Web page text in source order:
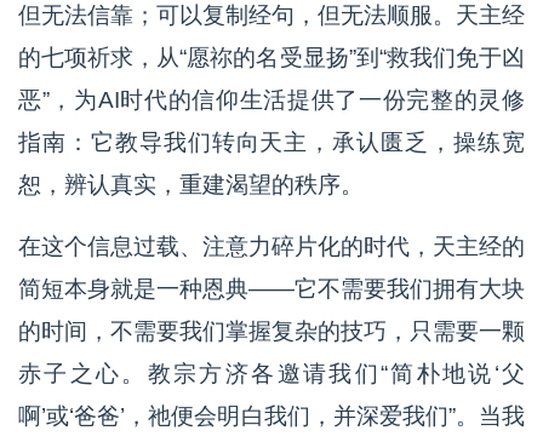
但无法信靠；可以复制经句，但无法顺服。天主经
的七项祈求，从“愿祢的名受显扬”到“救我们免于凶
恶”，为AI时代的信仰生活提供了一份完整的灵修
指南：它教导我们转向天主，承认匮乏，操练宽
恕，辨认真实，重建渴望的秩序。
在这个信息过载、注意力碎片化的时代，天主经的
简短本身就是一种恩典——它不需要我们拥有大块
的时间，不需要我们掌握复杂的技巧，只需要一颗
赤子之心。教宗方济各邀请我们“简朴地说‘父
啊’或‘爸爸’，祂便会明白我们，并深爱我们”。当我